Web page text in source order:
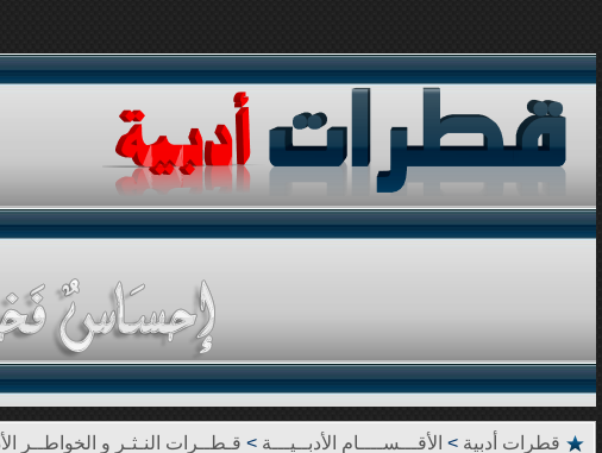
قطرات أدبية > الأقـــســــام الأدبــيـــة > قـطــرات النـثـر و الخواطــر